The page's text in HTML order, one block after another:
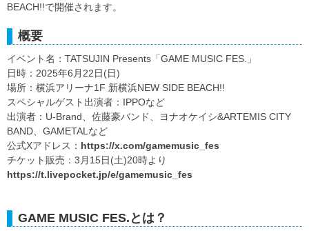
BEACH!!で開催されます。
概要
イベント名：TATSUJIN Presents「GAME MUSIC FES.」
日時：2025年6月22日(日)
場所：横浜アリーナ1F 新横浜NEW SIDE BEACH!!
スペシャルゲスト出演者：IPPOなど
出演者：U-Brand、佐藤豪バンド、ヨナオケイシ&ARTEMIS CITY
BAND、GAMETALなど
公式Xアドレス： https://x.com/gamemusic_fes
チケット販売：3月15日(土)20時より
https://t.livepocket.jp/e/gamemusic_fes
GAME MUSIC FES.とは？